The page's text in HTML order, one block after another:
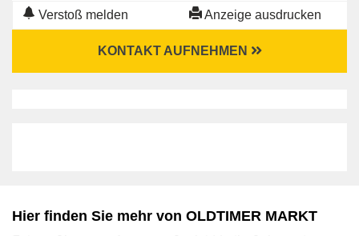
Verstoß melden Anzeige ausdrucken
KONTAKT AUFNEHMEN
Hier finden Sie mehr von OLDTIMER MARKT